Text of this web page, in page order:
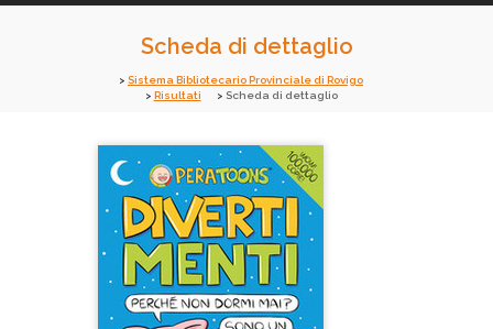
Scheda di dettaglio
Sistema Bibliotecario Provinciale di Rovigo
Risultati
Scheda di dettaglio